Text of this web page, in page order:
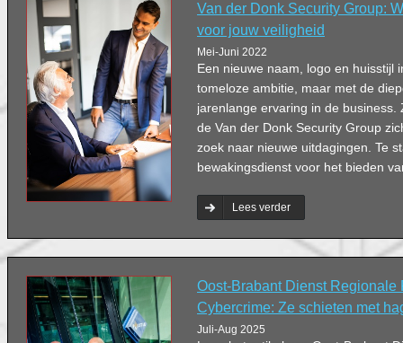
Van der Donk Security Group:
voor jouw veiligheid
Mei-Juni 2022
Een nieuwe naam, logo en huisstijl
tomeloze ambitie, maar met de
jarenlange ervaring in de business.
de Van der Donk Security Group
zoek naar nieuwe uitdagingen. Te
bewakingsdienst voor het bieden
Lees verder
Oost-Brabant Dienst Regionale
Cybercrime: Ze schieten met
Juli-Aug 2025